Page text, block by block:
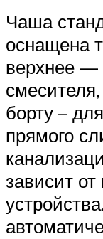
Чаша
оснащена
верхнее —
борту –
прямого
зависит